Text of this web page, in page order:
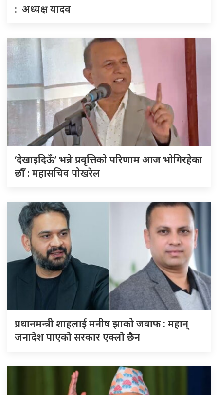
: अध्यक्ष यादव
‘देखाइदिऊँ’ भन्ने प्रवृत्तिको परिणाम आज भोगिरहेका
छौँ : महासचिव पोखरेल
प्रधानमन्त्री शाहलाई मनीष झाको जवाफ : महान्
जनादेश पाएको सरकार एक्लो छैन